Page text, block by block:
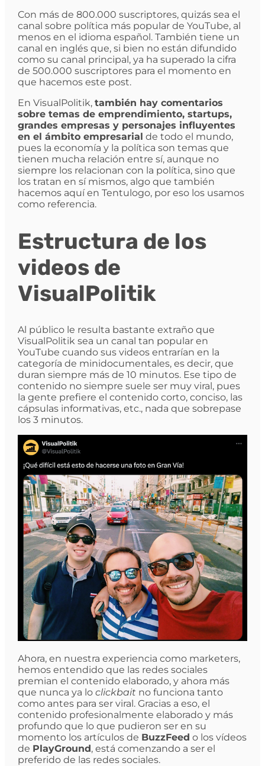
Con más de 800.000 suscriptores, quizás sea el
canal sobre política más popular de YouTube, al
menos en el idioma español. También tiene un
canal en inglés que, si bien no están difundido
como su canal principal, ya ha superado la cifra
de 500.000 suscriptores para el momento en
que hacemos este post.
En VisualPolitik, también hay comentarios
sobre temas de emprendimiento, startups,
grandes empresas y personajes influyentes
en el ámbito empresarial de todo el mundo,
pues la economía y la política son temas que
tienen mucha relación entre sí, aunque no
siempre los relacionan con la política, sino que
los tratan en sí mismos, algo que también
hacemos aquí en Tentulogo, por eso los usamos
como referencia.
Estructura de los
videos de
VisualPolitik
Al público le resulta bastante extraño que
VisualPolitik sea un canal tan popular en
YouTube cuando sus videos entrarían en la
categoría de minidocumentales, es decir, que
duran siempre más de 10 minutos. Ese tipo de
contenido no siempre suele ser muy viral, pues
la gente prefiere el contenido corto, conciso, las
cápsulas informativas, etc., nada que sobrepase
los 3 minutos.
Ahora, en nuestra experiencia como marketers,
hemos entendido que las redes sociales
premian el contenido elaborado, y ahora más
que nunca ya lo clickbait no funciona tanto
como antes para ser viral. Gracias a eso, el
contenido profesionalmente elaborado y más
profundo que lo que pudieron ser en su
momento los artículos de BuzzFeed o los vídeos
de PlayGround, está comenzando a ser el
preferido de las redes sociales.